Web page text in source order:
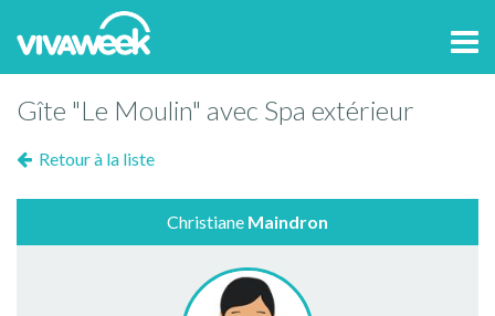
Gîte "Le Moulin" avec Spa extérieur
Retour à la liste
Christiane Maindron